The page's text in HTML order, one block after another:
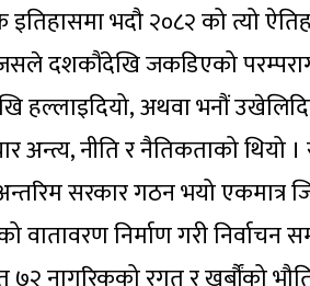
भदौ २०८२ को त्यो
जसले दशकौंदेखि जकडिएको
हल्लाइदियो, अथवा भनौं
अन्त्य, नीति र नैतिकताको
सरकार गठन भयो एकमात्र
वातावरण निर्माण गरी